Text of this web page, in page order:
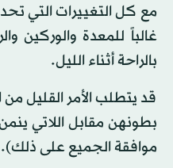
مع كل التغييرات التي
غالباً للمعدة والوركين
بالراحة أثناء الليل.
قد يتطلب الأمر القليل
بطونهن مقابل اللاتي
موافقة الجميع على ذلك).